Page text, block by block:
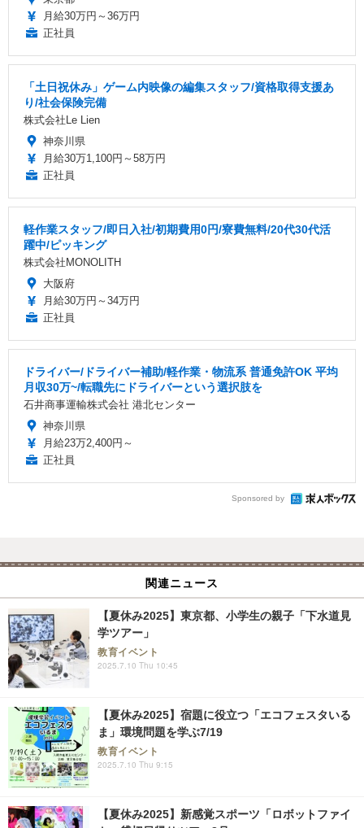
月給30万円～36万円
正社員
「土日祝休み」ゲーム内映像の編集スタッフ/資格取得支援あ
り/社会保険完備
株式会社Le Lien
神奈川県
月給30万1,100円～58万円
正社員
軽作業スタッフ/即日入社/初期費用0円/寮費無料/20代30代活
躍中/ピッキング
株式会社MONOLITH
大阪府
月給30万円～34万円
正社員
ドライバー/ドライバー補助/軽作業・物流系 普通免許OK 平均
月収30万~/転職先にドライバーという選択肢を
石井商事運輸株式会社 港北センター
神奈川県
月給23万2,400円～
正社員
Sponsored by
関連ニュース
【夏休み2025】東京都、小学生の親子「下水道見
学ツアー」
教育イベント
2025.7.10 Thu 10:45
【夏休み2025】宿題に役立つ「エコフェスタいる
ま」環境問題を学ぶ7/19
教育イベント
2025.7.10 Thu 9:15
【夏休み2025】新感覚スポーツ「ロボットファイ